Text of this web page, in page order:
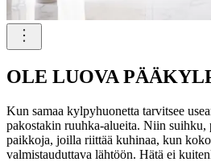
OLE LUOVA
Kun samaa kylpyhuonetta tarvitsee
pakostakin ruuhka-alueita. Niin
paikkoja, joilla riittää kuhinaa, kun
valmistauduttava lähtöön. Hätä ei